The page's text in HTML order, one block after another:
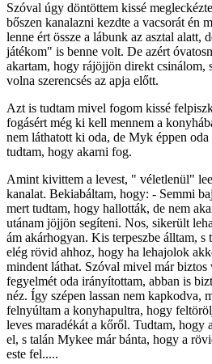
Szóval úgy döntöttem kissé
bőszen kanalazni kezdte a vacsorát én
lenne ért össze a lábunk az asztal alatt,
játékom" is benne volt. De azért
akartam, hogy rájöjjön direkt csinálom,
volna szerencsés az apja előtt.
Azt is tudtam mivel fogom kissé
fogásért még ki kell mennem a
nem láthatott ki oda, de Myk éppen oda
tudtam, hogy akarni fog.
Amint kivittem a levest, " véletlenül"
kanalat. Bekiabáltam, hogy: - Semmi
mert tudtam, hogy hallották, de nem
utánam jöjjön segíteni. Nos, sikerült
ám akárhogyan. Kis terpeszbe álltam, s
elég rövid ahhoz, hogy ha lehajolok
mindent láthat. Szóval mivel már biztos
fegyelmét oda irányítottam, abban is
néz. Így szépen lassan nem kapkodva,
felnyúltam a konyhapultra, hogy
leves maradékát a kőről. Tudtam, hogy
el, s talán Mykee már bánta, hogy a
este fel.....